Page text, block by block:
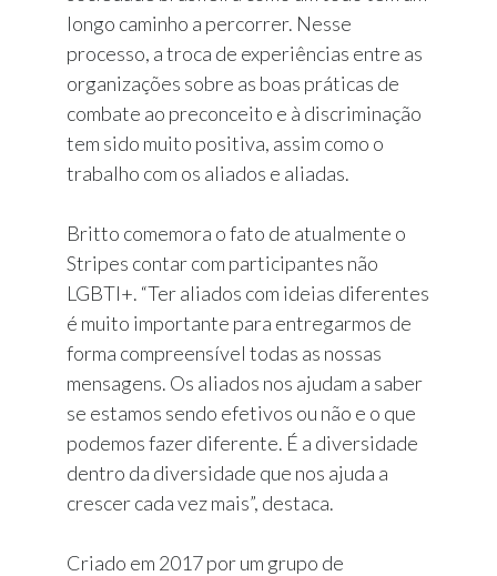
longo caminho a percorrer. Nesse
processo, a troca de experiências entre as
organizações sobre as boas práticas de
combate ao preconceito e à discriminação
tem sido muito positiva, assim como o
trabalho com os aliados e aliadas.
Britto comemora o fato de atualmente o
Stripes contar com participantes não
LGBTI+. “Ter aliados com ideias diferentes
é muito importante para entregarmos de
forma compreensível todas as nossas
mensagens. Os aliados nos ajudam a saber
se estamos sendo efetivos ou não e o que
podemos fazer diferente. É a diversidade
dentro da diversidade que nos ajuda a
crescer cada vez mais”, destaca.
Criado em 2017 por um grupo de